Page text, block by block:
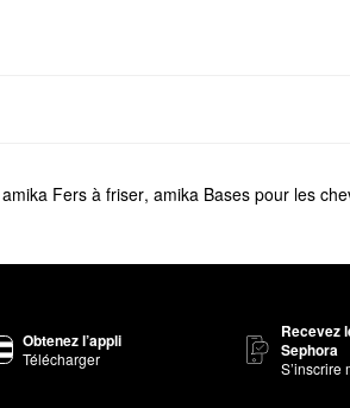
amika Fers à friser, amika Bases pour les
Obtenez l’appli
Télécharger
Recevez
Sephora
S’inscrire